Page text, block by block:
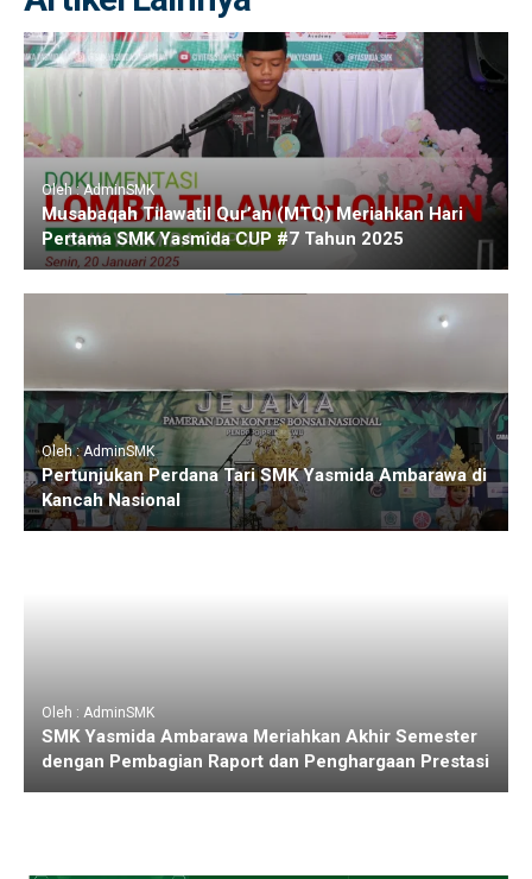
Oleh : AdminSMK
Musabaqah Tilawatil Qur’an (MTQ) Meriahkan Hari
Pertama SMK Yasmida CUP #7 Tahun 2025
Oleh : AdminSMK
Pertunjukan Perdana Tari SMK Yasmida Ambarawa di
Kancah Nasional
Oleh : AdminSMK
SMK Yasmida Ambarawa Meriahkan Akhir Semester
dengan Pembagian Raport dan Penghargaan Prestasi